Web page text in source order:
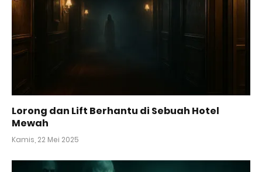
Lorong dan Lift Berhantu di Sebuah Hotel
Mewah
Kamis, 22 Mei 2025